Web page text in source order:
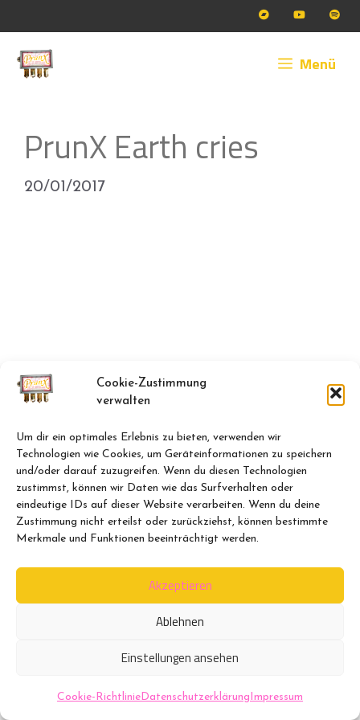
Cookie-Zustimmung
verwalten
Um dir ein optimales Erlebnis zu bieten, verwenden wir
Technologien wie Cookies, um Geräteinformationen zu speichern
und/oder darauf zuzugreifen. Wenn du diesen Technologien
zustimmst, können wir Daten wie das Surfverhalten oder
eindeutige IDs auf dieser Website verarbeiten. Wenn du deine
Zustimmung nicht erteilst oder zurückziehst, können bestimmte
Merkmale und Funktionen beeinträchtigt werden.
Akzeptieren
Ablehnen
Einstellungen ansehen
Cookie-RichtlinieDatenschutzerklärungImpressum
Inhalt
springen
Menü
PrunX Earth cries
20/01/2017
Datenschutzerklärung
Cookie-Richtlinie (EU)
© PrunX 2017 - 2026